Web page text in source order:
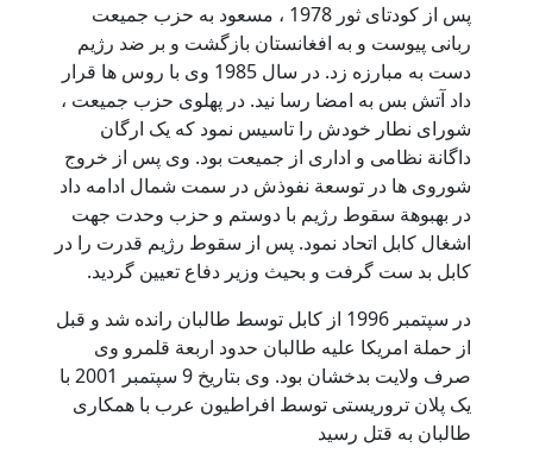
پس از کودتای ثور 1978 ، مسعود به حزب جمیعت
ربانی پیوست و به افغانستان بازگشت و بر ضد رژیم
دست به مبارزه زد. در سال 1985 وی با روس ها قرار
داد آتش بس به امضا رسا نید. در پهلوی حزب جمیعت ،
شورای نطار خودش را تاسیس نمود که یک ارگان
داگانة نظامی و اداری از جمیعت بود. وی پس از خروج
شوروی ها در توسعة نفوذش در سمت شمال ادامه داد
در بهبوهة سقوط رژیم با دوستم و حزب وحدت جهت
اشغال کابل اتحاد نمود. پس از سقوط رژیم قدرت را در
کابل بد ست گرفت و بحیث وزیر دفاع تعیین گردید.
در سپتمبر 1996 از کابل توسط طالبان رانده شد و قبل
از حملة امریکا علیه طالبان حدود اربعة قلمرو وی
صرف ولایت بدخشان بود. وی بتاریخ 9 سپتمبر 2001 با
یک پلان تروریستی توسط افراطیون عرب با همکاری
طالبان به قتل رسید